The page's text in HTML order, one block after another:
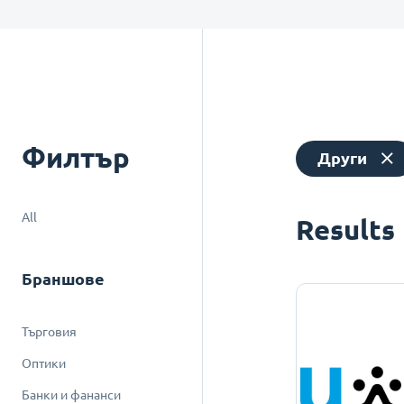
Филтър
All
Браншове
Търговия
Оптики
Банки и фананси
Други
Results